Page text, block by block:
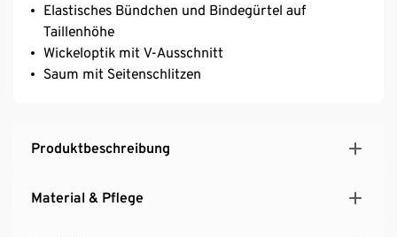
Elastisches Bündchen und Bindegürtel auf
Taillenhöhe
Wickeloptik mit V-Ausschnitt
Saum mit Seitenschlitzen
Produktbeschreibung
Material & Pflege